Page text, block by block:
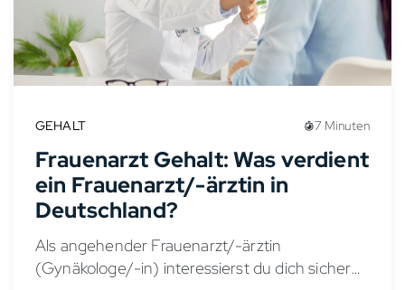
GEHALT 7 Minuten
Frauenarzt Gehalt: Was verdient
ein Frauenarzt/-ärztin in
Deutschland?
Als angehender Frauenarzt/-ärztin
(Gynäkologe/-in) interessierst du dich sicher